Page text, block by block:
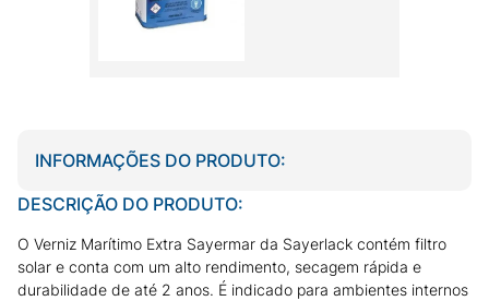
INFORMAÇÕES DO PRODUTO:
DESCRIÇÃO DO PRODUTO:
O Verniz Marítimo Extra Sayermar da Sayerlack contém filtro
solar e conta com um alto rendimento, secagem rápida e
durabilidade de até 2 anos. É indicado para ambientes internos